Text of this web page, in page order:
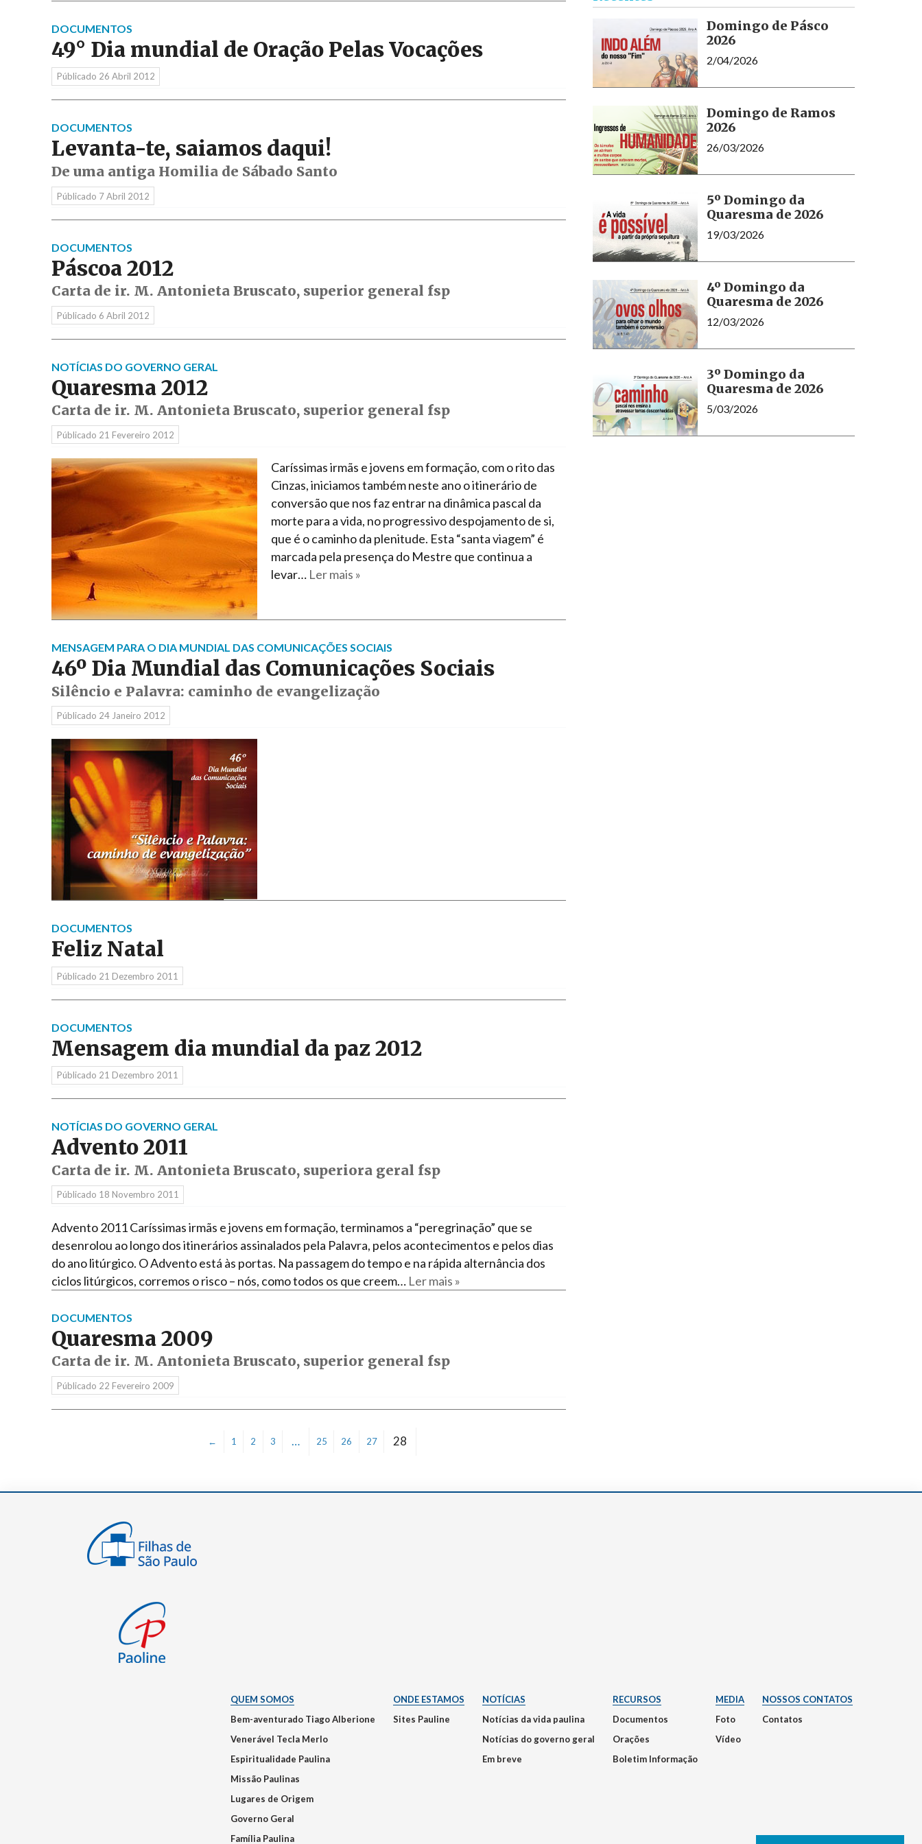
Narzole
Susa
DOCUMENTOS
49° Dia mundial de Oração Pelas Vocações
Públicado 26 Abril 2012
DOCUMENTOS
Levanta-te, saiamos daqui!
De uma antiga Homilia de Sábado Santo
Públicado 7 Abril 2012
DOCUMENTOS
Páscoa 2012
Carta de ir. M. Antonieta Bruscato, superior general fsp
Públicado 6 Abril 2012
NOTÍCIAS DO GOVERNO GERAL
Quaresma 2012
Carta de ir. M. Antonieta Bruscato, superior general fsp
Públicado 21 Fevereiro 2012
Caríssimas irmãs e jovens em formação, com o rito das
Cinzas, iniciamos também neste ano o itinerário de
conversão que nos faz entrar na dinâmica pascal da
morte para a vida, no progressivo despojamento de si,
que é o caminho da plenitude. Esta “santa viagem” é
marcada pela presença do Mestre que continua a
levar… Ler mais »
MENSAGEM PARA O DIA MUNDIAL DAS COMUNICAÇÕES SOCIAIS
46º Dia Mundial das Comunicações Sociais
Silêncio e Palavra: caminho de evangelização
Públicado 24 Janeiro 2012
DOCUMENTOS
Feliz Natal
Públicado 21 Dezembro 2011
DOCUMENTOS
Mensagem dia mundial da paz 2012
Públicado 21 Dezembro 2011
NOTÍCIAS DO GOVERNO GERAL
Advento 2011
Carta de ir. M. Antonieta Bruscato, superiora geral fsp
Públicado 18 Novembro 2011
Advento 2011 Caríssimas irmãs e jovens em formação, terminamos a “peregrinação” que se
desenrolou ao longo dos itinerários assinalados pela Palavra, pelos acontecimentos e pelos dias
do ano litúrgico. O Advento está às portas. Na passagem do tempo e na rápida alternância dos
ciclos litúrgicos, corremos o risco – nós, como todos os que creem… Ler mais »
DOCUMENTOS
Quaresma 2009
Carta de ir. M. Antonieta Bruscato, superior general fsp
Públicado 22 Fevereiro 2009
← 1 2 3 … 25 26 27 28
Domingo de Pásco
2026
2/04/2026
Domingo de Ramos
2026
26/03/2026
5º Domingo da
Quaresma de 2026
19/03/2026
4º Domingo da
Quaresma de 2026
12/03/2026
3º Domingo da
Quaresma de 2026
5/03/2026
QUEM SOMOS
Bem-aventurado Tiago Alberione
Venerável Tecla Merlo
Espiritualidade Paulina
Missão Paulinas
Lugares de Origem
Governo Geral
Família Paulina
ONDE ESTAMOS
Sites Pauline
NOTÍCIAS
Notícias da vida paulina
Notícias do governo geral
Em breve
RECURSOS
Documentos
Orações
Boletim Informação
MEDIA
Foto
Vídeo
NOSSOS CONTATOS
Contatos